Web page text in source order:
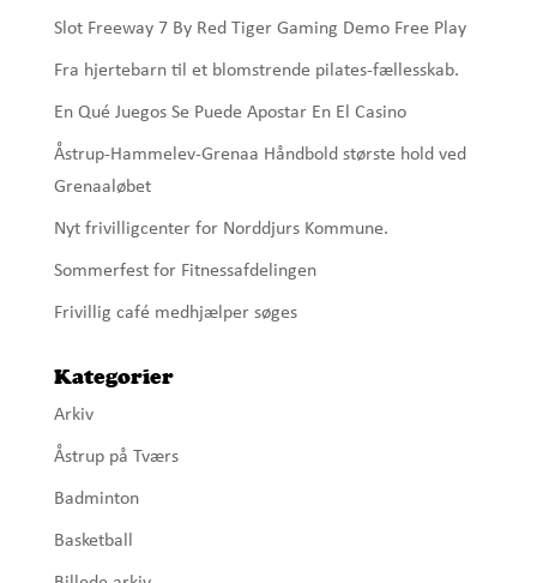
Slot Freeway 7 By Red Tiger Gaming Demo Free Play
Fra hjertebarn til et blomstrende pilates-fællesskab.
En Qué Juegos Se Puede Apostar En El Casino
Åstrup-Hammelev-Grenaa Håndbold største hold ved
Grenaaløbet
Nyt frivilligcenter for Norddjurs Kommune.
Sommerfest for Fitnessafdelingen
Frivillig café medhjælper søges
Kategorier
Arkiv
Åstrup på Tværs
Badminton
Basketball